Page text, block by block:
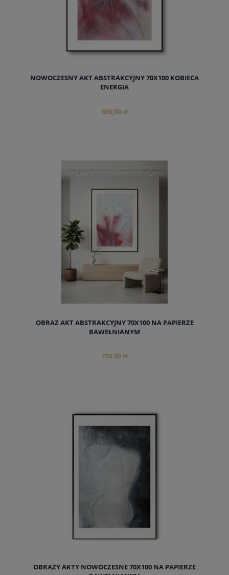
NOWOCZESNY AKT ABSTRAKCYJNY 70X100 KOBIECA
ENERGIA
650,00 zł
OBRAZ AKT ABSTRAKCYJNY 70X100 NA PAPIERZE
BAWEŁNIANYM
750,00 zł
do koszyka
OBRAZY AKTY NOWOCZESNE 70X100 NA PAPIERZE